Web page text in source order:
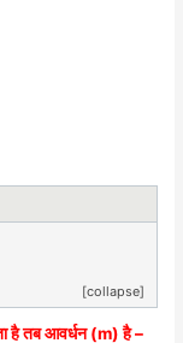
[collapse]
है तब आवर्धन (m) है –